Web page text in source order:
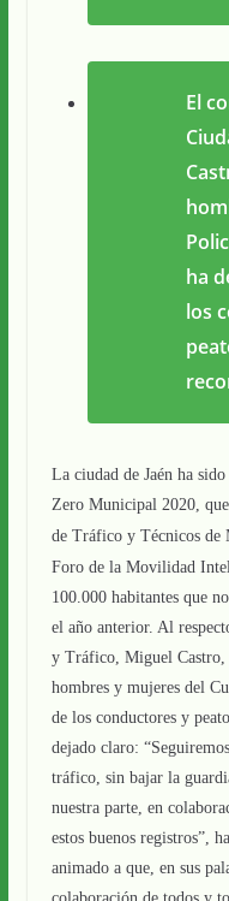
El
ha
los
La ciudad de Jaén ha
Zero Municipal 2020,
de Tráfico y Técnicos de
Foro de la Movilidad
100.000 habitantes que
el año anterior. Al
y Tráfico, Miguel Castro,
hombres y mujeres del
de los conductores y
dejado claro:
tráfico, sin bajar la
nuestra parte, en
estos buenos registros”,
animado a que, en sus